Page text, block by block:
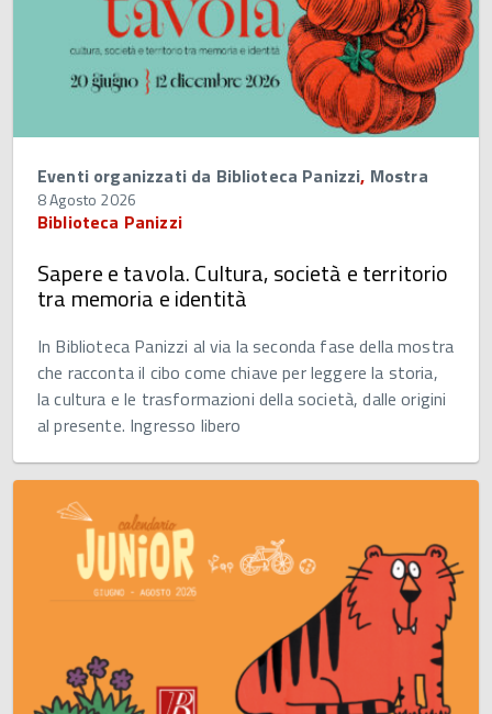
Eventi organizzati da Biblioteca Panizzi, Mostra
8 Agosto 2026
Biblioteca Panizzi
Sapere e tavola. Cultura, società e territorio
tra memoria e identità
In Biblioteca Panizzi al via la seconda fase della mostra
che racconta il cibo come chiave per leggere la storia,
la cultura e le trasformazioni della società, dalle origini
al presente. Ingresso libero